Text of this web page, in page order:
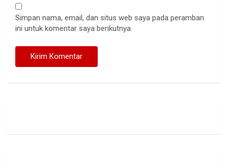
Simpan nama, email, dan situs web saya pada peramban
ini untuk komentar saya berikutnya.